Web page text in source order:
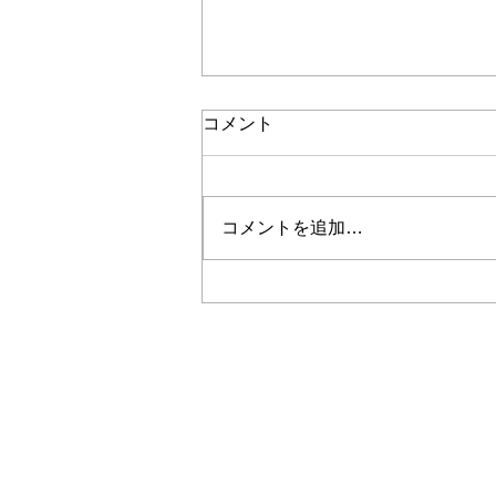
コメント
コメントを追加…